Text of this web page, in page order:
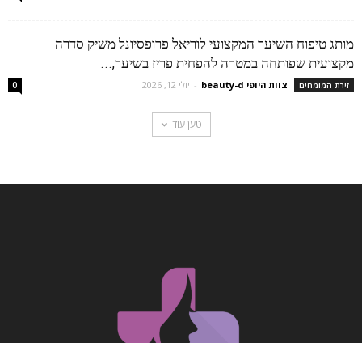
מותג טיפוח השיער המקצועי לוריאל פרופסיונל משיק סדרה
מקצועית שפותחה במטרה להפחית פריז בשיער,...
זירת המומחים צוות היופי beauty-d - יולי 12, 2026 0
טען עוד